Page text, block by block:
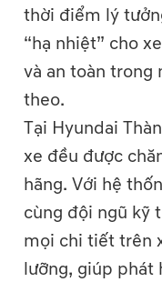
thời điểm lý
“hạ nhiệt” cho
và an toàn trong
theo.
Tại Hyundai
xe đều được
hãng. Với hệ
cùng đội ngũ kỹ
mọi chi tiết trên
lưỡng, giúp phát